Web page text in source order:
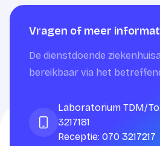
Vragen of meer
De dienstdoende
bereikbaar via het
Laboratorium TDM/
3217181
Receptie: 070 3217217